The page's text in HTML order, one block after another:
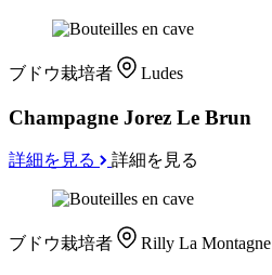
ブドウ栽培者 Ludes
Champagne Jorez Le Brun
詳細を見る 詳細を見る
ブドウ栽培者 Rilly La Montagne